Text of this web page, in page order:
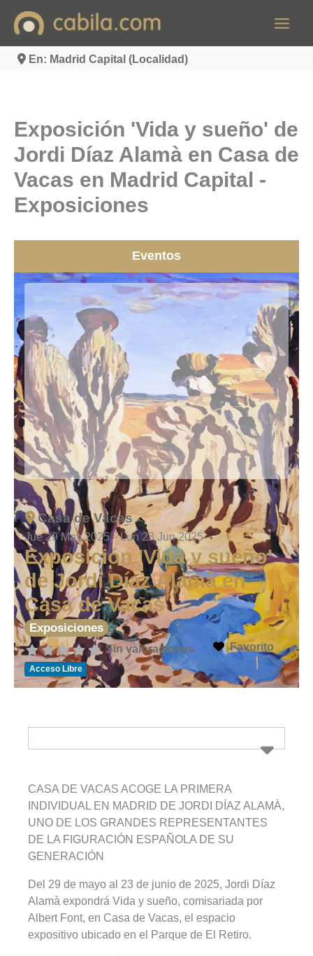
contenido
En: Madrid Capital (Localidad)
Exposición 'Vida y sueño' de
Jordi Díaz Alamà en Casa de
Vacas en Madrid Capital -
Exposiciones
Eventos
Casa de Vacas
Jue 29 May 2025 - Lun 23 Jun 2025
Exposición 'Vida y sueño'
de Jordi Díaz Alamà en
Casa de Vacas
Exposiciones
Sin valoraciones Favorito
Acceso Libre
CASA DE VACAS ACOGE LA PRIMERA
INDIVIDUAL EN MADRID DE JORDI DÍAZ ALAMÀ,
UNO DE LOS GRANDES REPRESENTANTES
DE LA FIGURACIÓN ESPAÑOLA DE SU
GENERACIÓN
Del 29 de mayo al 23 de junio de 2025, Jordi Díaz
Alamà expondrá Vida y sueño, comisariada por
Albert Font, en Casa de Vacas, el espacio
expositivo ubicado en el Parque de El Retiro.